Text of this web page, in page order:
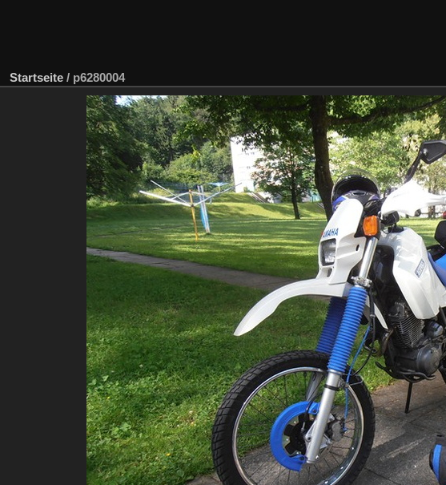
Startseite / p6280004